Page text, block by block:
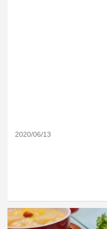
2020/06/13